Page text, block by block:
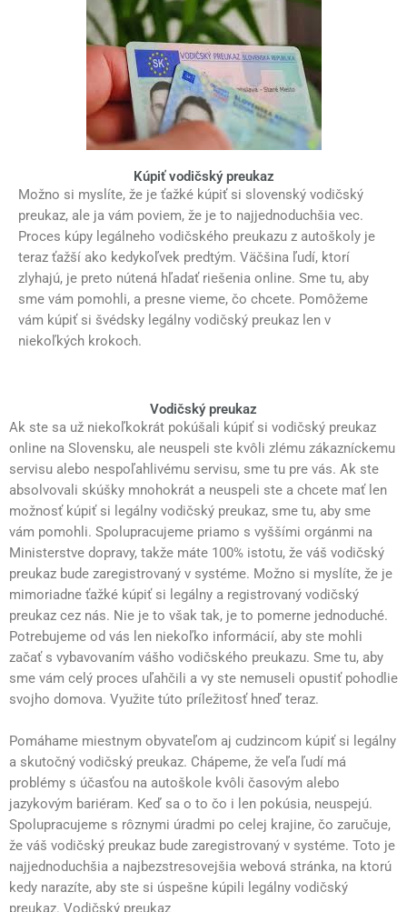
Kúpiť vodičský preukaz
Možno si myslíte, že je ťažké kúpiť si slovenský vodičský
preukaz, ale ja vám poviem, že je to najjednoduchšia vec.
Proces kúpy legálneho vodičského preukazu z autoškoly je
teraz ťažší ako kedykoľvek predtým. Väčšina ľudí, ktorí
zlyhajú, je preto nútená hľadať riešenia online. Sme tu, aby
sme vám pomohli, a presne vieme, čo chcete. Pomôžeme
vám kúpiť si švédsky legálny vodičský preukaz len v
niekoľkých krokoch.
Vodičský preukaz
Ak ste sa už niekoľkokrát pokúšali kúpiť si vodičský preukaz
online na Slovensku, ale neuspeli ste kvôli zlému zákazníckemu
servisu alebo nespoľahlivému servisu, sme tu pre vás. Ak ste
absolvovali skúšky mnohokrát a neuspeli ste a chcete mať len
možnosť kúpiť si legálny vodičský preukaz, sme tu, aby sme
vám pomohli. Spolupracujeme priamo s vyššími orgánmi na
Ministerstve dopravy, takže máte 100% istotu, že váš vodičský
preukaz bude zaregistrovaný v systéme. Možno si myslíte, že je
mimoriadne ťažké kúpiť si legálny a registrovaný vodičský
preukaz cez nás. Nie je to však tak, je to pomerne jednoduché.
Potrebujeme od vás len niekoľko informácií, aby ste mohli
začať s vybavovaním vášho vodičského preukazu. Sme tu, aby
sme vám celý proces uľahčili a vy ste nemuseli opustiť pohodlie
svojho domova. Využite túto príležitosť hneď teraz.
Pomáhame miestnym obyvateľom aj cudzincom kúpiť si legálny
a skutočný vodičský preukaz. Chápeme, že veľa ľudí má
problémy s účasťou na autoškole kvôli časovým alebo
jazykovým bariéram. Keď sa o to čo i len pokúsia, neuspejú.
Spolupracujeme s rôznymi úradmi po celej krajine, čo zaručuje,
že váš vodičský preukaz bude zaregistrovaný v systéme. Toto je
najjednoduchšia a najbezstresovejšia webová stránka, na ktorú
kedy narazíte, aby ste si úspešne kúpili legálny vodičský
preukaz. Vodičský preukaz